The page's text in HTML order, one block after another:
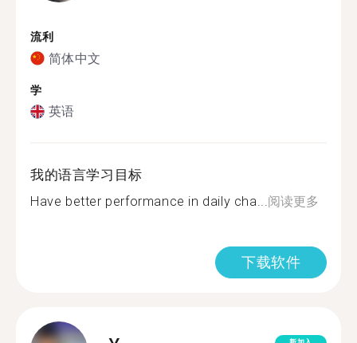
流利
简体中文
学
英语
我的语言学习目标
Have better performance in daily cha...阅读更多
下载软件